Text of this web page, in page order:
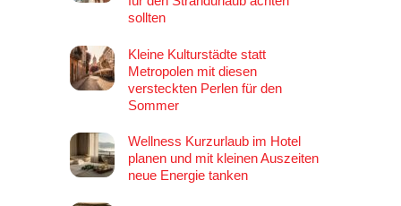
sollten
Kleine Kulturstädte statt
Metropolen mit diesen
versteckten Perlen für den
Sommer
Wellness Kurzurlaub im Hotel
planen und mit kleinen Auszeiten
neue Energie tanken